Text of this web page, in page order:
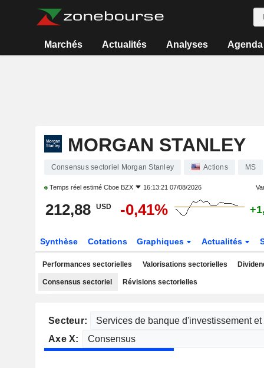
Marchés Actualités Analyses Agenda
MORGAN STANLEY
Consensus sectoriel Morgan Stanley Actions MS
Temps réel estimé Cboe BZX 16:13:21 07/08/2026
212,88 USD -0,41%
Synthèse Cotations Graphiques Actualités
Performances sectorielles Valorisations sectorielles
Consensus sectoriel Révisions sectorielles
Secteur:
Axe X: